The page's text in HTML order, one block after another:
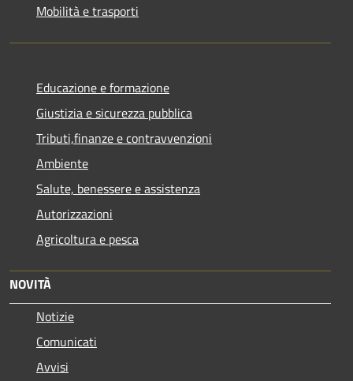
Mobilità e trasporti
Educazione e formazione
Giustizia e sicurezza pubblica
Tributi,finanze e contravvenzioni
Ambiente
Salute, benessere e assistenza
Autorizzazioni
Agricoltura e pesca
NOVITÀ
Notizie
Comunicati
Avvisi